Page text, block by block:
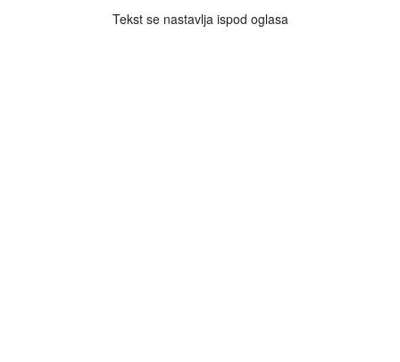
Tekst se nastavlja ispod oglasa